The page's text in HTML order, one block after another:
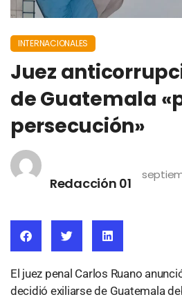
INTERNACIONALES
Juez
de Guatemala
persecución»
Redacción 01
El juez penal Carlos Ruano
decidió exiliarse de Guatemala